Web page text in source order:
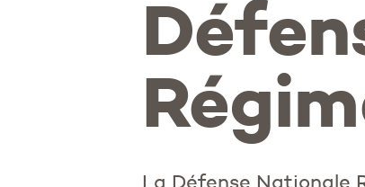
La Défense Nationale